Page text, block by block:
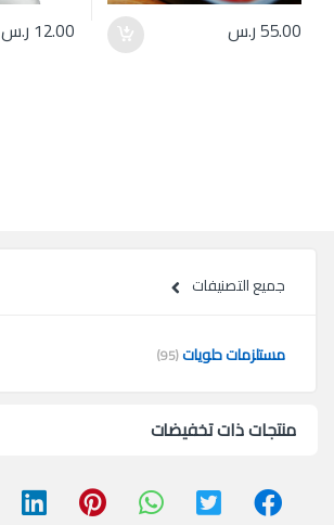
55.00ر.س 12.00 ر.س
جميع التصنيفات
مستلزمات حلويات(95)
منتجات ذات تخفيضات